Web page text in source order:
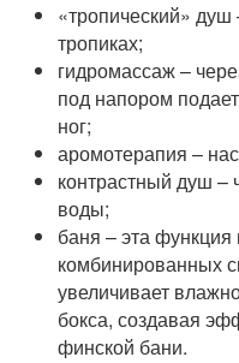
«тропический»
тропиках;
гидромассаж –
под напором
ног;
аромотерапия –
контрастный душ –
воды;
баня – эта
комбинированных
увеличивает
бокса, создавая
финской бани.